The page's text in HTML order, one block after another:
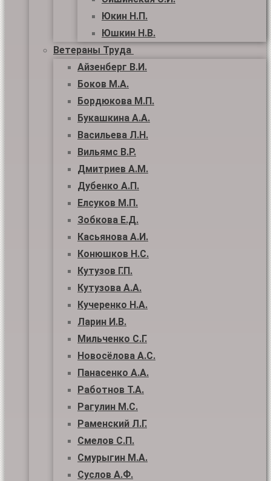
Юкин Н.П.
Юшкин Н.В.
Ветераны Труда
Айзенберг В.И.
Боков М.А.
Бордюкова М.П.
Букашкина А.А.
Васильева Л.Н.
Вильямс В.Р.
Дмитриев А.М.
Дубенко А.П.
Елсуков М.П.
Зобкова Е.Д.
Касьянова А.И.
Конюшков Н.С.
Кутузов Г.П.
Кутузова А.А.
Кучеренко Н.А.
Ларин И.В.
Мильченко С.Г.
Новосёлова А.С.
Панасенко А.А.
Работнов Т.А.
Рагулин М.С.
Раменский Л.Г.
Смелов С.П.
Смурыгин М.А.
Суслов А.Ф.